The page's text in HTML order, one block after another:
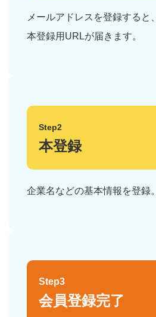
メールアドレスを登録すると、
本登録用URLが届きます。
Step2
本登録
企業名などの基本情報を登録。
Step3
会員登録完了